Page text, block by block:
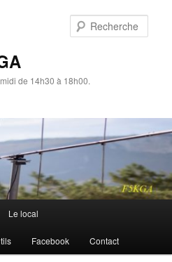
de 14h30 à 18h00.
Le local
Facebook Contact